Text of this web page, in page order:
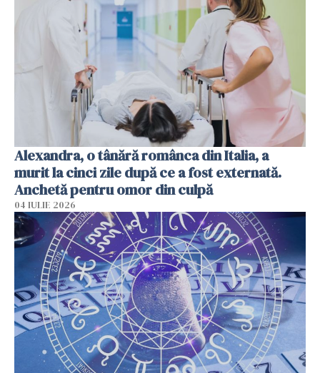
Alexandra, o tânără românca din Italia, a
murit la cinci zile după ce a fost externată.
Anchetă pentru omor din culpă
04 IULIE 2026